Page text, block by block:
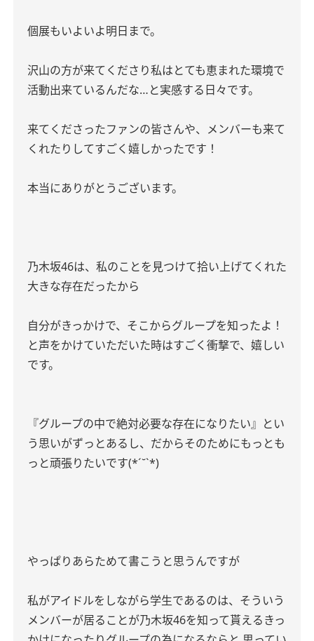
個展もいよいよ明日まで。
沢山の方が来てくださり私はとても恵まれた環境で
活動出来ているんだな…と実感する日々です。
来てくださったファンの皆さんや、メンバーも来て
くれたりしてすごく嬉しかったです！
本当にありがとうございます。
乃木坂46は、私のことを見つけて拾い上げてくれた
大きな存在だったから
自分がきっかけで、そこからグループを知ったよ！
と声をかけていただいた時はすごく衝撃で、嬉しい
です。
『グループの中で絶対必要な存在になりたい』とい
う思いがずっとあるし、だからそのためにもっとも
っと頑張りたいです(*ˊ˘ˋ*)
やっぱりあらためて書こうと思うんですが
私がアイドルをしながら学生であるのは、そういう
メンバーが居ることが乃木坂46を知って貰えるきっ